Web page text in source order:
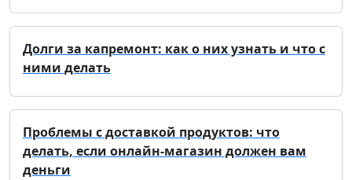
Долги за капремонт: как о них узнать и что с
ними делать
Проблемы с доставкой продуктов: что
делать, если онлайн-магазин должен вам
деньги